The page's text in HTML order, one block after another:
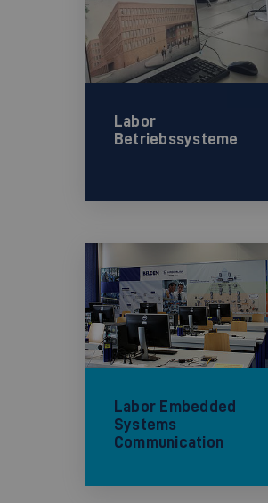
Labor
Betriebssysteme
Labor Embedded
Systems
Communication